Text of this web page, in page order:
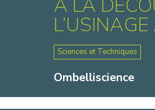
A LA
Ombelliscience
Sciences et Techniques